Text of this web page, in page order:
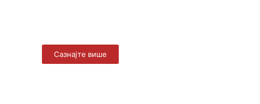
Сазнајте више